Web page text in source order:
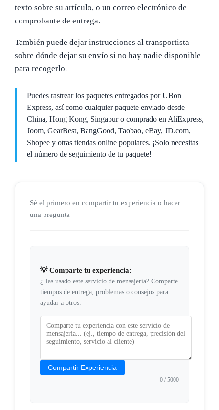
texto sobre su artículo, o un correo electrónico de
comprobante de entrega.
También puede dejar instrucciones al transportista
sobre dónde dejar su envío si no hay nadie disponible
para recogerlo.
Puedes rastrear los paquetes entregados por UBon
Express, así como cualquier paquete enviado desde
China, Hong Kong, Singapur o comprado en AliExpress,
Joom, GearBest, BangGood, Taobao, eBay, JD.com,
Shopee y otras tiendas online populares. ¡Solo necesitas
el número de seguimiento de tu paquete!
Sé el primero en compartir tu experiencia o hacer
una pregunta
💡 Comparte tu experiencia:
¿Has usado este servicio de mensajería? Comparte
tiempos de entrega, problemas o consejos para
ayudar a otros.
Compartir Experiencia
0 / 5000